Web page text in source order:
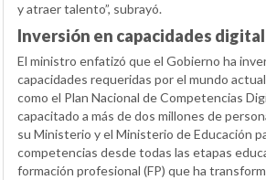
y atraer talento”, subrayó.
Inversión en capacidades
El ministro enfatizó que el Gobierno ha
capacidades requeridas por el mundo
como el Plan Nacional de Competencias
capacitado a más de dos millones de
su Ministerio y el Ministerio de Educación
competencias desde todas las etapas
formación profesional (FP) que ha